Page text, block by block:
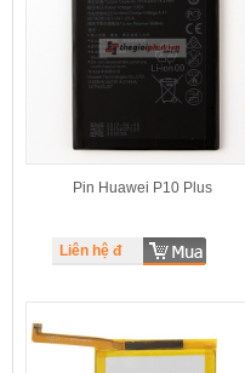
Pin Huawei P10 Plus
Liên hệ đ